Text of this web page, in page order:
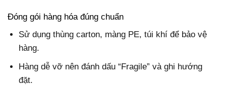
Đóng gói hàng hóa đúng chuẩn
Sử dụng thùng carton, màng PE, túi khí để bảo vệ
hàng.
Hàng dễ vỡ nên đánh dấu “Fragile” và ghi hướng
đặt.